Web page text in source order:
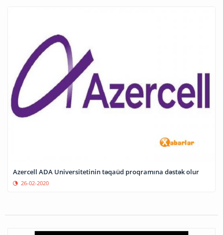
Azercell ADA Universitetinin təqaüd proqramına dəstək olur
26-02-2020